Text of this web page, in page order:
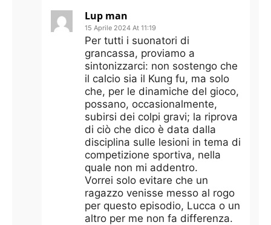
Lup man
15 Aprile 2024 At 11:19
Per tutti i suonatori di
grancassa, proviamo a
sintonizzarci: non sostengo che
il calcio sia il Kung fu, ma solo
che, per le dinamiche del gioco,
possano, occasionalmente,
subirsi dei colpi gravi; la riprova
di ciò che dico è data dalla
disciplina sulle lesioni in tema di
competizione sportiva, nella
quale non mi addentro.
Vorrei solo evitare che un
ragazzo venisse messo al rogo
per questo episodio, Lucca o un
altro per me non fa differenza.